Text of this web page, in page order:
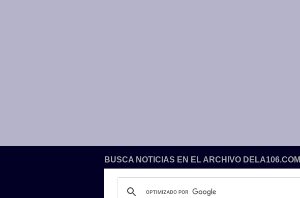
BUSCA NOTICIAS EN EL ARCHIVO DELA106.COM